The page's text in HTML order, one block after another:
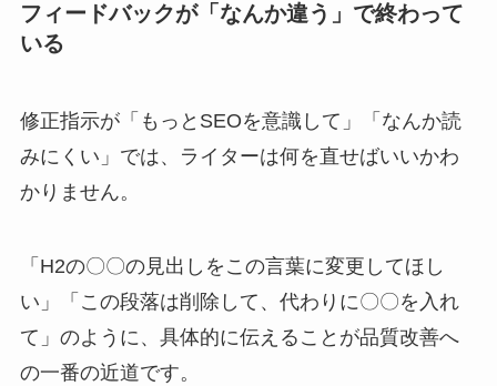
フィードバックが「なんか違う」で終わって
いる
修正指示が「もっとSEOを意識して」「なんか読
みにくい」では、ライターは何を直せばいいかわ
かりません。
「H2の〇〇の見出しをこの言葉に変更してほし
い」「この段落は削除して、代わりに〇〇を入れ
て」のように、具体的に伝えることが品質改善へ
の一番の近道です。